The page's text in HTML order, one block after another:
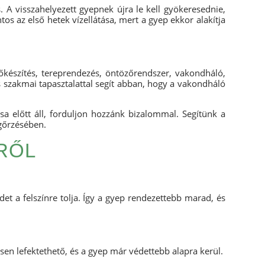
visszahelyezett gyepnek újra le kell gyökeresednie,
az első hetek vízellátása, mert a gyep ekkor alakítja
tereprendezés, öntözőrendszer, vakondháló,
tapasztalattal segít abban, hogy a vakondháló
előtt áll, forduljon hozzánk bizalommal. Segítünk a
a felszínre tolja. Így a gyep rendezettebb marad, és
lefektethető, és a gyep már védettebb alapra kerül.